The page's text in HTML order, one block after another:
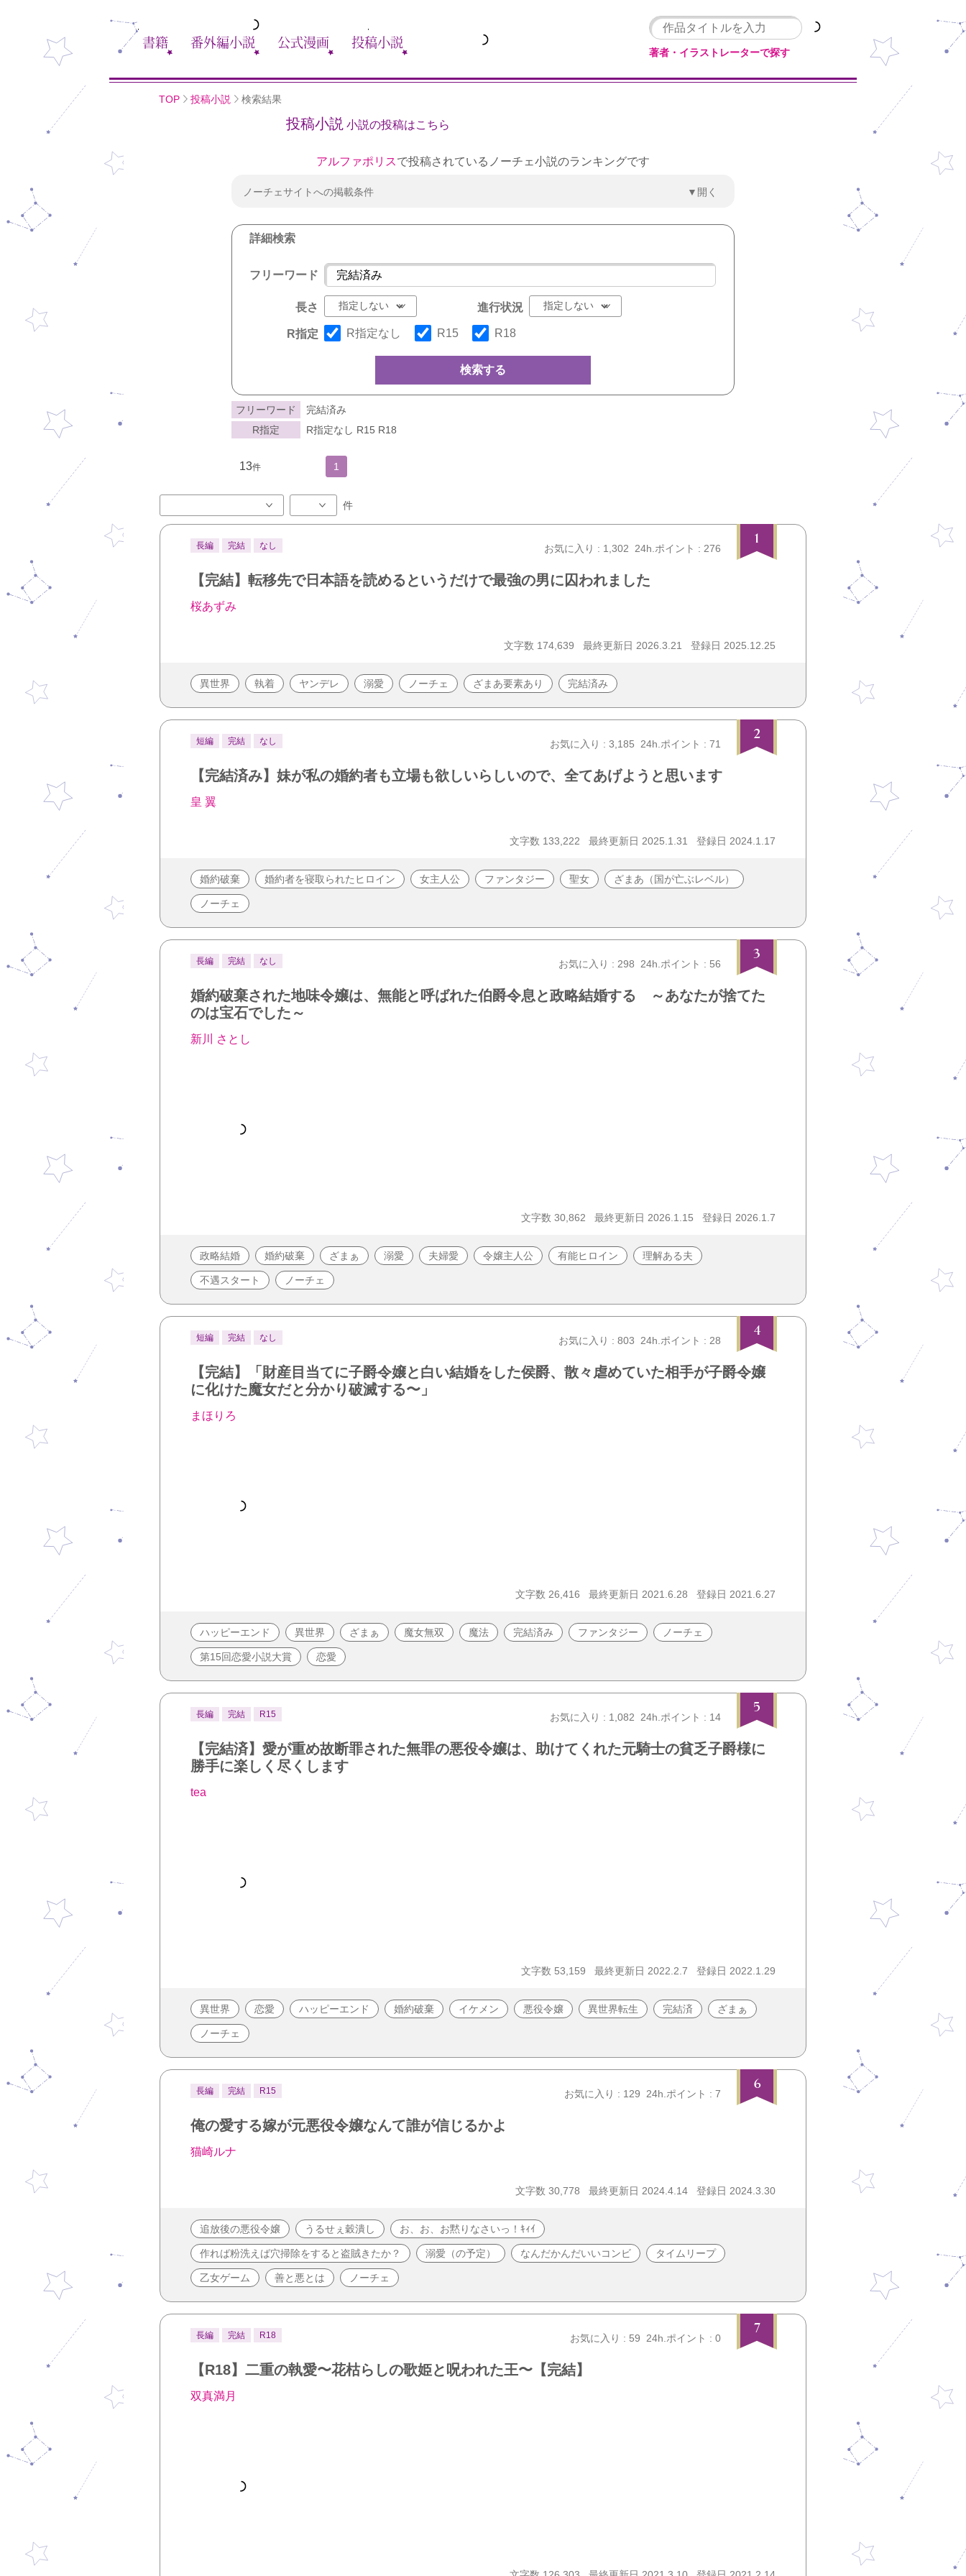
書籍 番外編小説 公式漫画 投稿小説
著者・イラストレーターで探す
TOP 投稿小説 検索結果
投稿小説 小説の投稿はこちら
アルファポリスで投稿されているノーチェ小説のランキングです
ノーチェサイトへの掲載条件 ▼開く
詳細検索
フリーワード
長さ 進行状況
R指定 R指定なし R15 R18
検索する
フリーワード
完結済み
R指定
R指定なし R15 R18
13件 1
件
1
長編 完結 なし お気に入り : 1,302 24h.ポイント : 276
【完結】転移先で日本語を読めるというだけで最強の男に囚われました
桜あずみ
文字数 174,639 最終更新日 2026.3.21 登録日 2025.12.25
異世界 執着 ヤンデレ 溺愛 ノーチェ ざまあ要素あり 完結済み
2
短編 完結 なし お気に入り : 3,185 24h.ポイント : 71
【完結済み】妹が私の婚約者も立場も欲しいらしいので、全てあげようと思います
皇 翼
文字数 133,222 最終更新日 2025.1.31 登録日 2024.1.17
婚約破棄 婚約者を寝取られたヒロイン 女主人公 ファンタジー 聖女 ざまあ（国が亡ぶレベル）
ノーチェ
3
長編 完結 なし お気に入り : 298 24h.ポイント : 56
婚約破棄された地味令嬢は、無能と呼ばれた伯爵令息と政略結婚する ～あなたが捨てた
のは宝石でした～
新川 さとし
文字数 30,862 最終更新日 2026.1.15 登録日 2026.1.7
政略結婚 婚約破棄 ざまぁ 溺愛 夫婦愛 令嬢主人公 有能ヒロイン 理解ある夫
不遇スタート ノーチェ
4
短編 完結 なし お気に入り : 803 24h.ポイント : 28
【完結】「財産目当てに子爵令嬢と白い結婚をした侯爵、散々虐めていた相手が子爵令嬢
に化けた魔女だと分かり破滅する〜」
まほりろ
文字数 26,416 最終更新日 2021.6.28 登録日 2021.6.27
ハッピーエンド 異世界 ざまぁ 魔女無双 魔法 完結済み ファンタジー ノーチェ
第15回恋愛小説大賞 恋愛
5
長編 完結 R15 お気に入り : 1,082 24h.ポイント : 14
【完結済】愛が重め故断罪された無罪の悪役令嬢は、助けてくれた元騎士の貧乏子爵様に
勝手に楽しく尽くします
tea
文字数 53,159 最終更新日 2022.2.7 登録日 2022.1.29
異世界 恋愛 ハッピーエンド 婚約破棄 イケメン 悪役令嬢 異世界転生 完結済 ざまぁ
ノーチェ
6
長編 完結 R15 お気に入り : 129 24h.ポイント : 7
俺の愛する嫁が元悪役令嬢なんて誰が信じるかよ
猫崎ルナ
文字数 30,778 最終更新日 2024.4.14 登録日 2024.3.30
追放後の悪役令嬢 うるせぇ穀潰し お、お、お黙りなさいっ！ｷｨｲ
作れば粉洗えば穴掃除をすると盗賊きたか？ 溺愛（の予定） なんだかんだいいコンビ タイムリープ
乙女ゲーム 善と悪とは ノーチェ
7
長編 完結 R18 お気に入り : 59 24h.ポイント : 0
【R18】二重の執愛〜花枯らしの歌姫と呪われた王〜【完結】
双真満月